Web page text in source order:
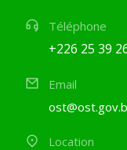
Téléphone
+226 25 39
Email
Location